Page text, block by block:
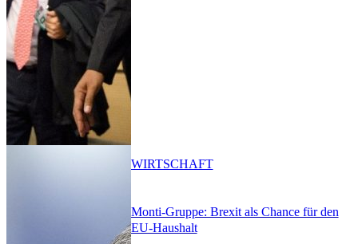
Monti-Gruppe: Brexit als Chance für den
EU-Haushalt
WIRTSCHAFT